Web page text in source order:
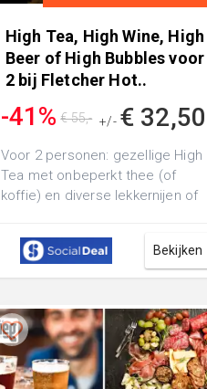
High Tea, High Wine, High
Beer of High Bubbles voor
2 bij Fletcher Hot..
-41% +/- € 32,50
€ 55,-
Voor 2 personen: gezellige High
Tea met onbeperkt thee (of
koffie) en diverse lekkernijen of
Bekijken